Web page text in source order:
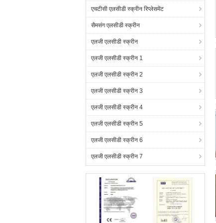
एचटीसी एलसीडी स्क्रीन रिप्लेसमेंट
सैमसंग एलसीडी स्क्रीन
एलजी एलसीडी स्क्रीन
एलजी एलसीडी स्क्रीन 1
एलजी एलसीडी स्क्रीन 2
एलजी एलसीडी स्क्रीन 3
एलजी एलसीडी स्क्रीन 4
एलजी एलसीडी स्क्रीन 5
एलजी एलसीडी स्क्रीन 6
एलजी एलसीडी स्क्रीन 7